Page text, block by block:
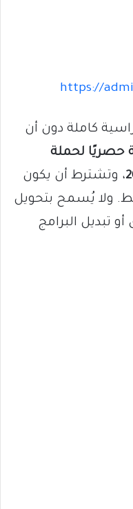
https://
كاملة دون أن
لحملة
، وتشترط أن يكون
ولا يُسمح بتحويل
تبديل البرامج